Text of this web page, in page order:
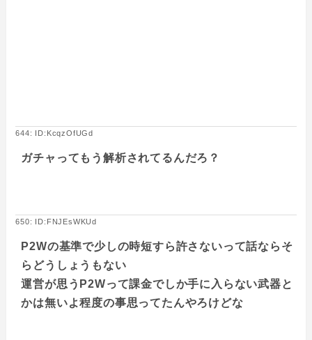
644: ID:KcqzOfUGd
ガチャってもう解析されてるんだろ？
650: ID:FNJEsWKUd
P2Wの基準で少しの時短すら許さないって話ならそ
らどうしょうもない
運営が思うP2Wって課金でしか手に入らない武器と
かは無いよ程度の事思ってたんやろけどな